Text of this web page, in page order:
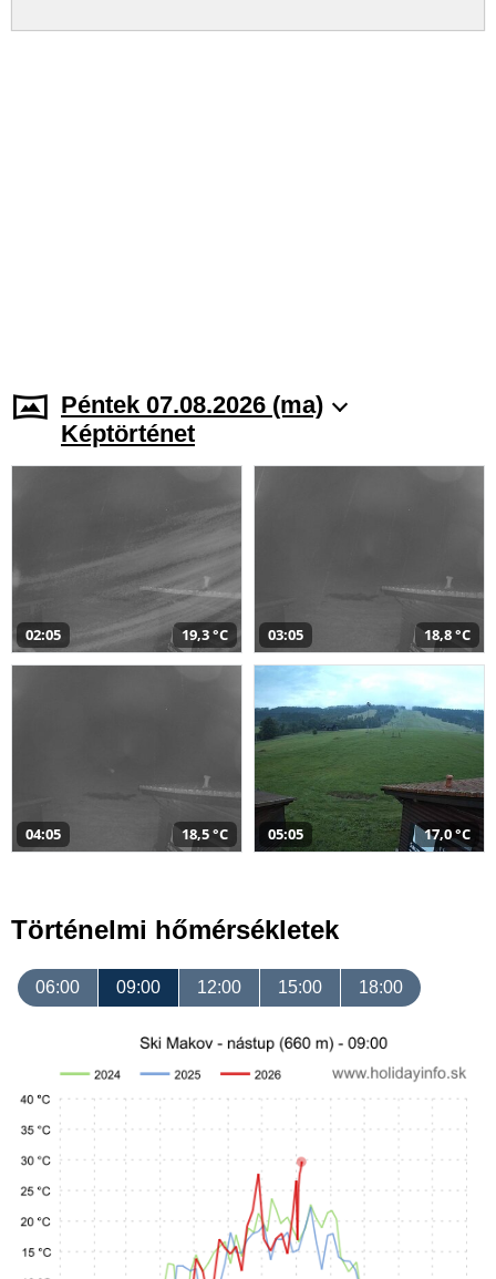
Péntek 07.08.2026 (ma)
Képtörténet
02:05 19,3 °C 03:05 18,8 °C
04:05 18,5 °C 05:05 17,0 °C
Történelmi hőmérsékletek
06:00 09:00 12:00 15:00 18:00